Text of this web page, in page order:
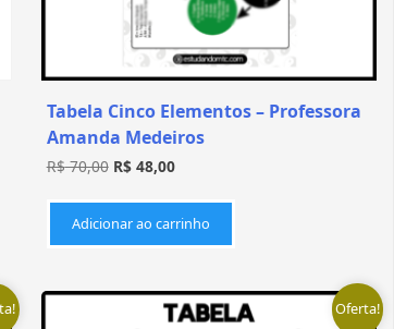
Tabela Cinco Elementos – Professora
Amanda Medeiros
R$70,00 R$48,00
Adicionar ao carrinho
Oferta!